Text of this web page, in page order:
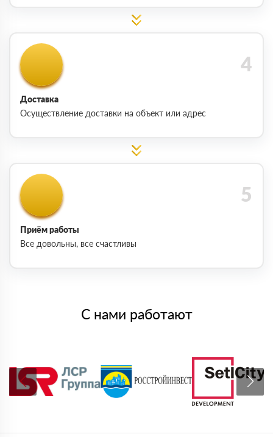
Доставка
Осуществление доставки на объект или адрес
Приём работы
Все довольны, все счастливы
С нами работают